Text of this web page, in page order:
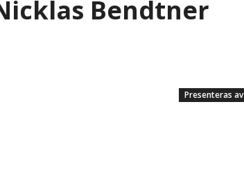
Bendtner
Presenteras av